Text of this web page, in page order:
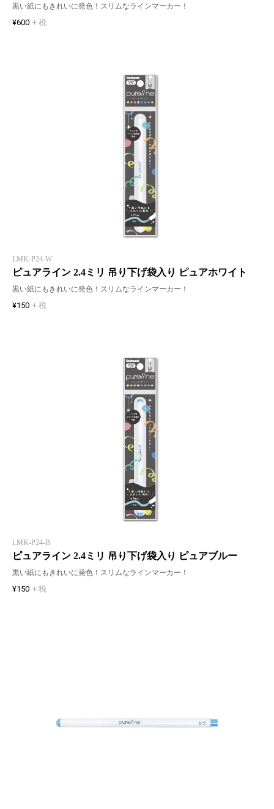
黒い紙にもきれいに発色！スリムなラインマーカー！
¥600 + 税
LMK-P24-W
ピュアライン 2.4ミリ 吊り下げ袋入り ピュアホワイト
黒い紙にもきれいに発色！スリムなラインマーカー！
¥150 + 税
LMK-P24-B
ピュアライン 2.4ミリ 吊り下げ袋入り ピュアブルー
黒い紙にもきれいに発色！スリムなラインマーカー！
¥150 + 税